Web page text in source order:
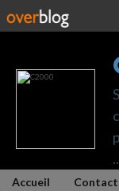
Accueil Contact